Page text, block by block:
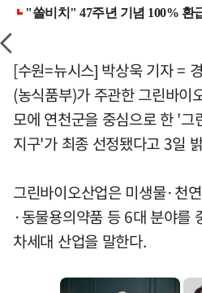
[수원=뉴시스] 박상욱 기자 =
(농식품부)가 주관한 그린바이
모에 연천군을 중심으로 한 '그
지구'가 최종 선정됐다고 3일
그린바이오산업은 미생물·천
·동물용의약품 등 6대 분야를
차세대 산업을 말한다.